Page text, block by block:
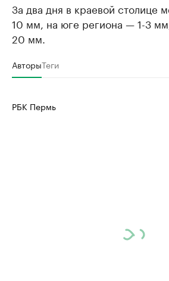
За два дня в краевой столице
10 мм, на юге региона — 1-3
20 мм.
АвторыТеги
РБК Пермь